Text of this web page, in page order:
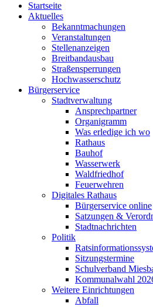
Startseite
Aktuelles
Bekanntmachungen
Veranstaltungen
Stellenanzeigen
Breitbandausbau
Straßensperrungen
Hochwasserschutz
Bürgerservice
Stadtverwaltung
Ansprechpartner
Organigramm
Was erledige ich wo
Rathaus
Bauhof
Wasserwerk
Waldfriedhof
Feuerwehren
Digitales Rathaus
Bürgerservice online
Satzungen &
Stadtnachrichten
Politik
Sitzungstermine
Schulverband
Kommunalwahl
Weitere Einrichtungen
Abfall